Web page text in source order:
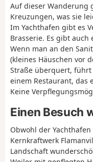
Auf dieser Wanderung
Kreuzungen, was sie
Im Yachthafen gibt es
Brasserie. Es gibt auch
Wenn man an den
(kleines Häuschen vor
Straße überquert, führt
einem Restaurant, das
Keine
Einen Besuch
Obwohl der
Kernkraftwerk
Landschaft